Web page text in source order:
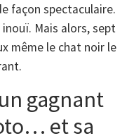
façon spectaculaire.
Mais alors, sept
même le chat noir le
gagnant
et sa